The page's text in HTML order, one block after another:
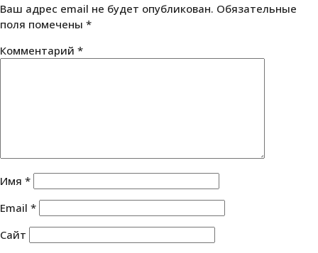
Ваш адрес email не будет опубликован. Обязательные
поля помечены *
Комментарий *
Имя *
Email *
Сайт